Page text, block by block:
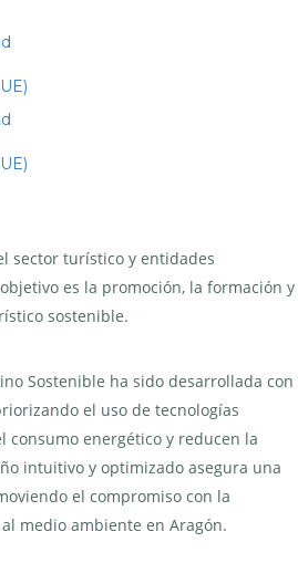
sector turístico y entidades
es la promoción, la formación y
sostenible.
Sostenible ha sido desarrollada con
el uso de tecnologías
consumo energético y reducen la
intuitivo y optimizado asegura una
el compromiso con la
medio ambiente en Aragón.